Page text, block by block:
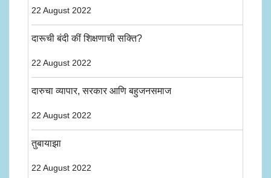
22 August 2022
दारूची बंदी कीं शिक्षणाची सक्ति?
22 August 2022
दारुचा व्यापार, सरकार आणि बहुजनसमाज
22 August 2022
तुबायाझा
22 August 2022